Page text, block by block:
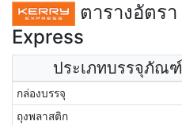
ตารางอัตรา
Express
ประเภทบรรจุภัณฑ์
กล่องบรรจุ
ถุงพลาสติก